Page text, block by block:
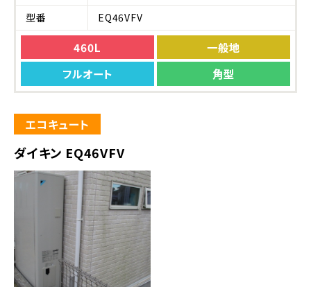
型番
EQ46VFV
460L
一般地
フルオート
角型
エコキュート
ダイキン EQ46VFV